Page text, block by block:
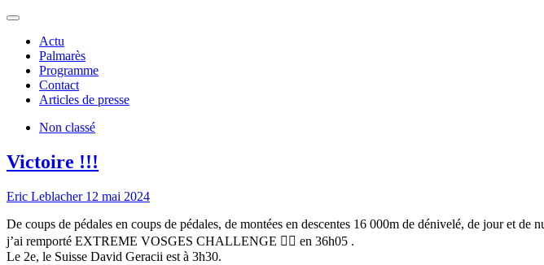
Eric Leblacher
Actu
Palmarès
Programme
Contact
Articles de presse
Non classé
Victoire !!!
Eric Leblacher12 mai 2024
De coups de pédales en coups de pédales, de montées en descentes 16 000m de dénivelé, de jour et
j’ai remporté EXTREME VOSGES CHALLENGE 🚴‍♂️ en 36h05 .
Le 2e, le Suisse David Geracii est à 3h30.